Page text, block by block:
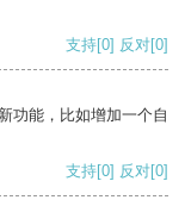
支持[0] 反对[0]
功能，比如增加一个自
支持[0] 反对[0]